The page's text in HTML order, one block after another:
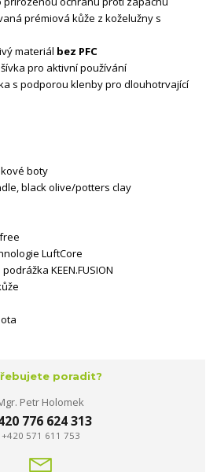
prémiová kůže z koželužny s
materiál bez PFC
pro aktivní používání
s podporou klenby pro dlouhotrvající
boty
black olive/potters clay
LuftCore
KEEN.FUSION
poradit?
Petr Holomek
776 624 313
+420 571 611 753